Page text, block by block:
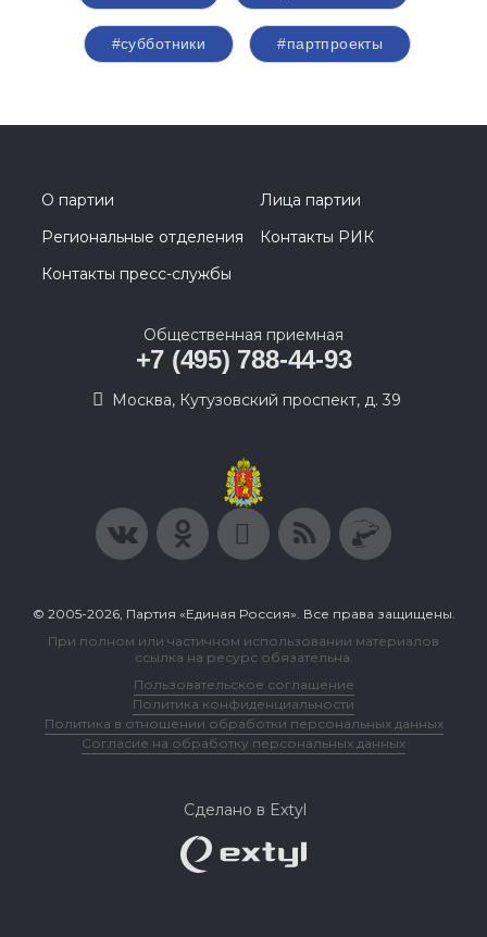
#субботники #партпроекты
О партии
Лица партии
Региональные отделения
Контакты РИК
Контакты пресс-службы
Общественная приемная
+7 (495) 788-44-93
Москва, Кутузовский проспект, д. 39
© 2005-2026, Партия «Единая Россия». Все права защищены.
При полном или частичном использовании материалов
ссылка на ресурс обязательна.
Пользовательское соглашение
Политика конфиденциальности
Политика в отношении обработки персональных данных
Согласие на обработку персональных данных
Сделано в Extyl